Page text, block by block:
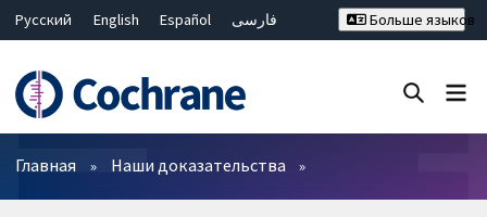
Русский English Español
فارسی
Bahasa Malaysia
ไทย
繁體中文
简体中文
Больше языков
Фильтры
Главная Наши доказательства